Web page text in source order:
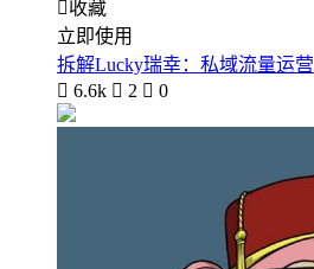
收藏
立即使用
拆解Lucky瑞幸：私域流量运营
 6.6k  2  0